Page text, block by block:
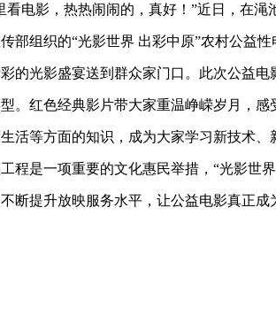
影，热热闹闹的，真好！”近日，在渑
组织的“光影世界 出彩中原”农村公益性
的光影盛宴送到群众家门口。此次公益
。红色经典影片带大家重温峥嵘岁月，
活等方面的知识，成为大家学习新技术、
是一项重要的文化惠民举措，“光影世
断提升放映服务水平，让公益电影真正